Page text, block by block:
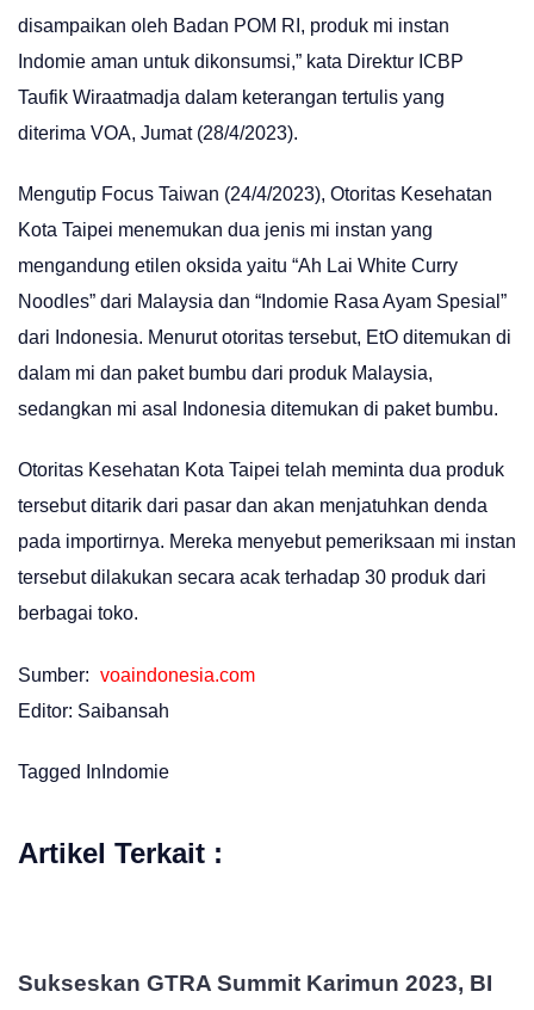
disampaikan oleh Badan POM RI, produk mi instan
Indomie aman untuk dikonsumsi,” kata Direktur ICBP
Taufik Wiraatmadja dalam keterangan tertulis yang
diterima VOA, Jumat (28/4/2023).
Mengutip Focus Taiwan (24/4/2023), Otoritas Kesehatan
Kota Taipei menemukan dua jenis mi instan yang
mengandung etilen oksida yaitu “Ah Lai White Curry
Noodles” dari Malaysia dan “Indomie Rasa Ayam Spesial”
dari Indonesia. Menurut otoritas tersebut, EtO ditemukan di
dalam mi dan paket bumbu dari produk Malaysia,
sedangkan mi asal Indonesia ditemukan di paket bumbu.
Otoritas Kesehatan Kota Taipei telah meminta dua produk
tersebut ditarik dari pasar dan akan menjatuhkan denda
pada importirnya. Mereka menyebut pemeriksaan mi instan
tersebut dilakukan secara acak terhadap 30 produk dari
berbagai toko.
Sumber: voaindonesia.com
Editor: Saibansah
Tagged In Indomie
Artikel Terkait :
Sukseskan GTRA Summit Karimun 2023, BI